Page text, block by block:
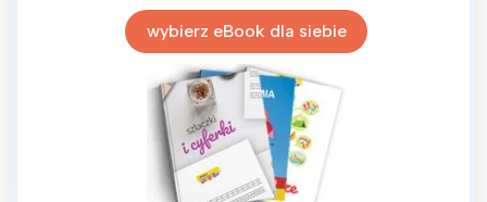
wybierz eBook dla siebie